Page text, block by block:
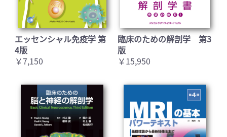
エッセンシャル免疫学 第
4版
￥7,150
臨床のための解剖学 第3
版
￥15,950